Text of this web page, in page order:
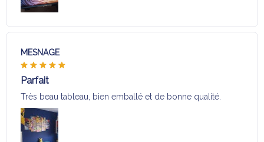
MESNAGE
Parfait
Très beau tableau, bien emballé et de bonne qualité.